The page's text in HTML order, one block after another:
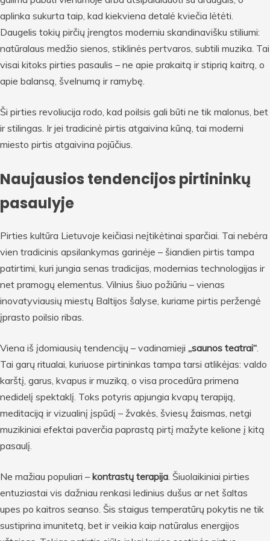
aplinka sukurta taip, kad kiekviena detalė kviečia lėtėti.
Daugelis tokių pirčių įrengtos moderniu skandinavišku stiliumi:
natūralaus medžio sienos, stiklinės pertvaros, subtili muzika. Tai
visai kitoks pirties pasaulis – ne apie prakaitą ir stiprią kaitrą, o
apie balansą, švelnumą ir ramybę.
Ši pirties revoliucija rodo, kad poilsis gali būti ne tik malonus, bet
ir stilingas. Ir jei tradicinė pirtis atgaivina kūną, tai moderni
miesto pirtis atgaivina pojūčius.
Naujausios tendencijos pirtininkų
pasaulyje
Pirties kultūra Lietuvoje keičiasi neįtikėtinai sparčiai. Tai nebėra
vien tradicinis apsilankymas garinėje – šiandien pirtis tampa
patirtimi, kuri jungia senas tradicijas, modernias technologijas ir
net pramogų elementus. Vilnius šiuo požiūriu – vienas
inovatyviausių miestų Baltijos šalyse, kuriame pirtis peržengė
įprasto poilsio ribas.
Viena iš įdomiausių tendencijų – vadinamieji „saunos teatrai“.
Tai garų ritualai, kuriuose pirtininkas tampa tarsi atlikėjas: valdo
karštį, garus, kvapus ir muziką, o visa procedūra primena
nedidelį spektaklį. Toks potyris apjungia kvapų terapiją,
meditaciją ir vizualinį įspūdį – žvakės, šviesų žaismas, netgi
muzikiniai efektai paverčia paprastą pirtį mažyte kelione į kitą
pasaulį.
Ne mažiau populiari – kontrastų terapija. Šiuolaikiniai pirties
entuziastai vis dažniau renkasi ledinius dušus ar net šaltas
upes po kaitros seanso. Šis staigus temperatūrų pokytis ne tik
sustiprina imunitetą, bet ir veikia kaip natūralus energijos